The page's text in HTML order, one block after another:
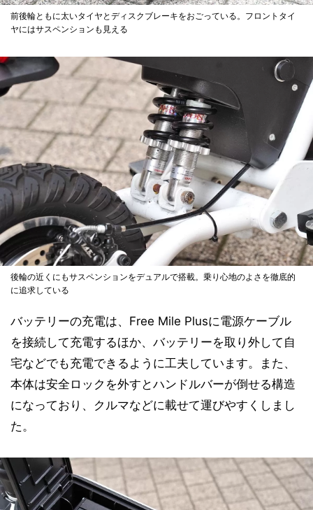
前後輪ともに太いタイヤとディスクブレーキをおごっている。フロントタイ
ヤにはサスペンションも見える
後輪の近くにもサスペンションをデュアルで搭載。乗り心地のよさを徹底的
に追求している
バッテリーの充電は、Free Mile Plusに電源ケーブル
を接続して充電するほか、バッテリーを取り外して自
宅などでも充電できるように工夫しています。また、
本体は安全ロックを外すとハンドルバーが倒せる構造
になっており、クルマなどに載せて運びやすくしまし
た。